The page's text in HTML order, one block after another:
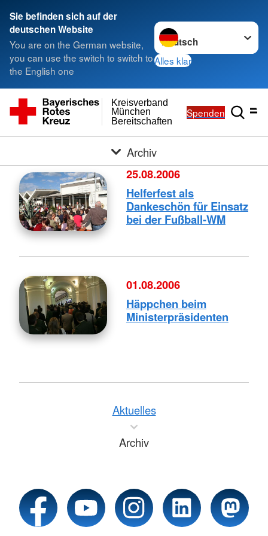
Sie befinden sich auf der
deutschen Website
You are on the German website,
you can use the switch to switch to
the English one
Sprache wechseln zu
Alles klar
Bereitschaften
München
Kreisverband
Spenden
Archiv
25.08.2006
Helferfest als
Dankeschön für Einsatz
bei der Fußball-WM
01.08.2006
Häppchen beim
Ministerpräsidenten
Aktuelles
Archiv